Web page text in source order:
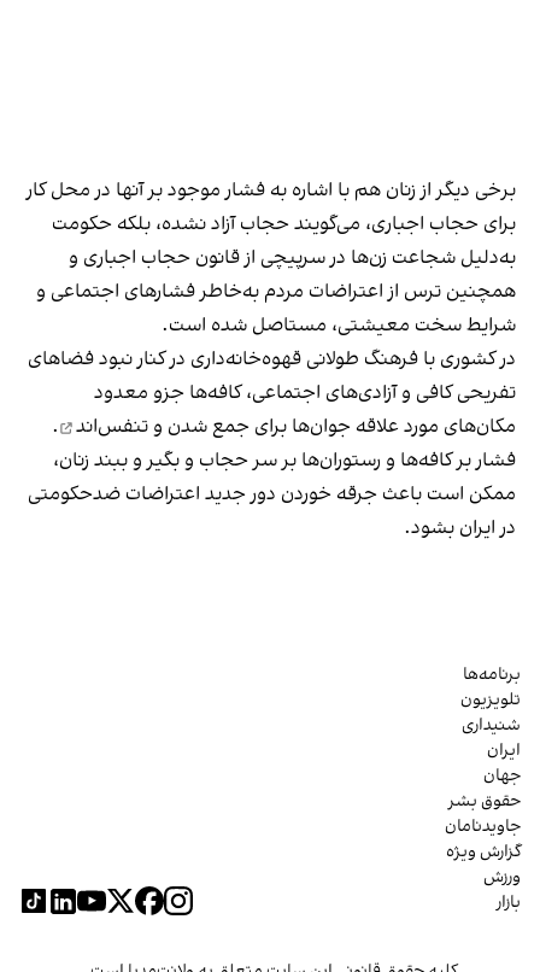
برخی دیگر از زنان هم با اشاره به فشار موجود بر آنها در محل کار
برای حجاب اجباری، می‌گویند حجاب آزاد نشده، بلکه حکومت
به‌دلیل شجاعت زن‌ها در سرپیچی از قانون حجاب اجباری و
همچنین ترس از اعتراضات مردم به‌خاطر فشارهای اجتماعی و
شرایط سخت معیشتی، مستاصل شده است.
در کشوری با فرهنگ طولانی قهوه‌‌خانه‌داری در کنار نبود فضاهای
تفریحی کافی و آزادی‌های اجتماعی، کافه‌ها جزو معدود
مکان‌های مورد علاقه جوان‌ها برای جمع شدن و تنفس‌اند
.
فشار بر کافه‌ها و رستوران‌ها بر سر حجاب و بگیر و ببند زنان،
ممکن است باعث جرقه خوردن دور جدید اعتراضات ضدحکومتی
در ایران بشود.
برنامه‌ها
تلویزیون
شنیداری
ایران
جهان
حقوق بشر
جاویدنامان
گزارش ویژه
ورزش
بازار